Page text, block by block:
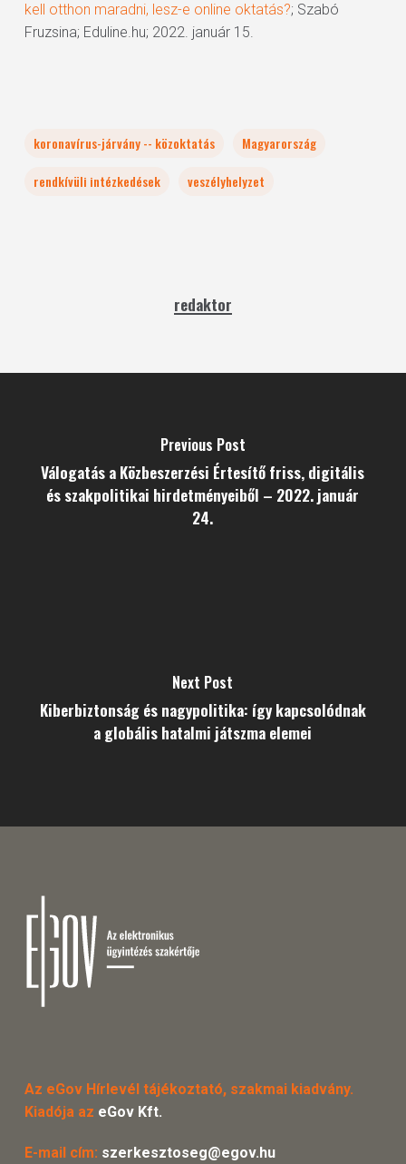
kell otthon maradni, lesz-e online oktatás?; Szabó
Fruzsina; Eduline.hu; 2022. január 15.
koronavírus-járvány -- közoktatás
Magyarország
rendkívüli intézkedések
veszélyhelyzet
redaktor
Previous Post
Válogatás a Közbeszerzési Értesítő friss, digitális
és szakpolitikai hirdetményeiből – 2022. január
24.
Next Post
Kiberbiztonság és nagypolitika: így kapcsolódnak
a globális hatalmi játszma elemei
Az eGov Hírlevél tájékoztató, szakmai kiadvány.
Kiadója az eGov Kft.
E-mail cím: szerkesztoseg@egov.hu